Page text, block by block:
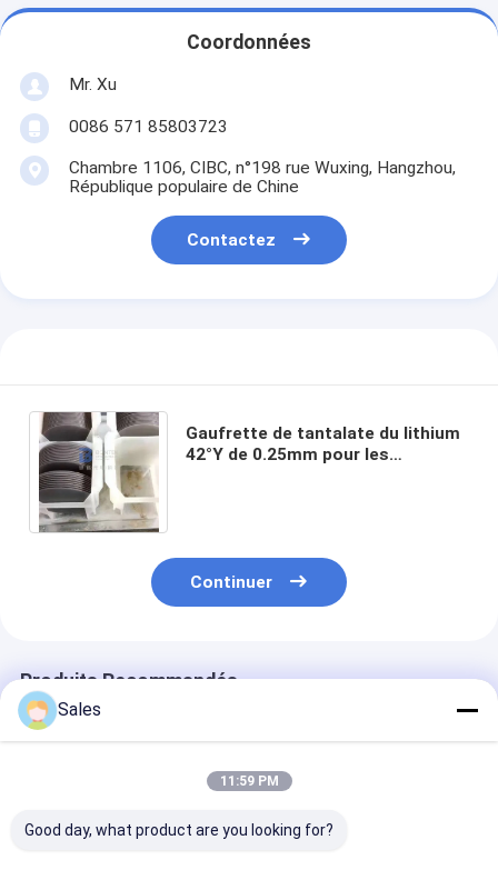
Coordonnées
Mr. Xu
0086 571 85803723
Chambre 1106, CIBC, n°198 rue Wuxing, Hangzhou,
République populaire de Chine
Contactez
Gaufrette de tantalate du lithium
42°Y de 0.25mm pour les
Continuer
Produits Recommandés
Sales
11:59 PM
Good day, what product are you looking for?